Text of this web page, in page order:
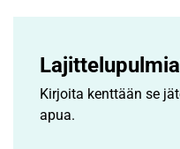
Kirjoita kenttään se
apua.